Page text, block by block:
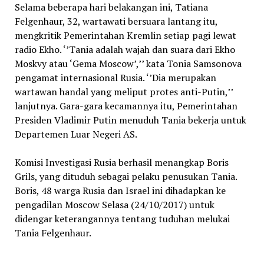
Selama beberapa hari belakangan ini, Tatiana
Felgenhaur, 32, wartawati bersuara lantang itu,
mengkritik Pemerintahan Kremlin setiap pagi lewat
radio Ekho. ‘’Tania adalah wajah dan suara dari Ekho
Moskvy atau ‘Gema Moscow’,’’ kata Tonia Samsonova
pengamat internasional Rusia. ‘’Dia merupakan
wartawan handal yang meliput protes anti-Putin,’’
lanjutnya. Gara-gara kecamannya itu, Pemerintahan
Presiden Vladimir Putin menuduh Tania bekerja untuk
Departemen Luar Negeri AS.
Komisi Investigasi Rusia berhasil menangkap Boris
Grils, yang dituduh sebagai pelaku penusukan Tania.
Boris, 48 warga Rusia dan Israel ini dihadapkan ke
pengadilan Moscow Selasa (24/10/2017) untuk
didengar keterangannya tentang tuduhan melukai
Tania Felgenhaur.